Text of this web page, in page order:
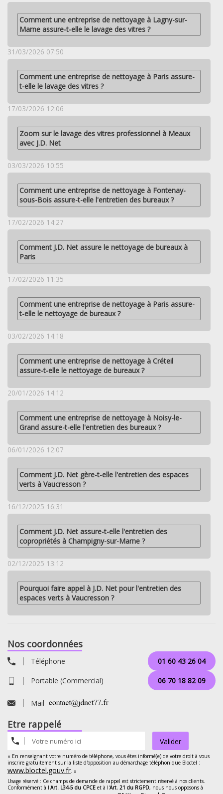
Comment une entreprise de nettoyage à Lagny-sur-
Marne assure-t-elle le lavage des vitres ?
31/03/2026 07:50
Comment une entreprise de nettoyage à Paris assure-
t-elle le lavage des vitres ?
17/03/2026 12:06
Zoom sur le lavage des vitres professionnel à Meaux
avec J.D. Net
03/03/2026 10:55
Comment une entreprise de nettoyage à Fontenay-
sous-Bois assure-t-elle l'entretien des bureaux ?
17/02/2026 14:27
Comment J.D. Net assure le nettoyage de bureaux à
Paris
17/02/2026 11:35
Comment une entreprise de nettoyage à Paris assure-
t-elle le nettoyage de bureaux ?
03/02/2026 14:18
Comment une entreprise de nettoyage à Créteil
assure-t-elle le nettoyage de bureaux ?
20/01/2026 14:12
Comment une entreprise de nettoyage à Noisy-le-
Grand assure-t-elle l'entretien des bureaux ?
06/01/2026 12:07
Comment J.D. Net gère-t-elle l'entretien des espaces
verts à Vaucresson ?
16/12/2025 16:31
Comment J.D. Net assure-t-elle l'entretien des
copropriétés à Champigny-sur-Marne ?
02/12/2025 13:12
Pourquoi faire appel à J.D. Net pour l'entretien des
espaces verts à Vaucresson ?
Nos coordonnées
Téléphone 01 60 43 26 04
Portable (Commercial) 06 70 18 82 09
Mail
Etre rappelé
Valider
« En renseignant votre numéro de téléphone, vous êtes informé(e) de votre droit à vous
inscrire gratuitement sur la liste d'opposition au démarchage téléphonique Bloctel :
www.bloctel.gouv.fr. »
Usage réservé : Ce champs de demande de rappel est strictement réservé à nos clients.
Conformément à l'Art. L34-5 du CPCE et à l'Art. 21 du RGPD, nous nous opposons à